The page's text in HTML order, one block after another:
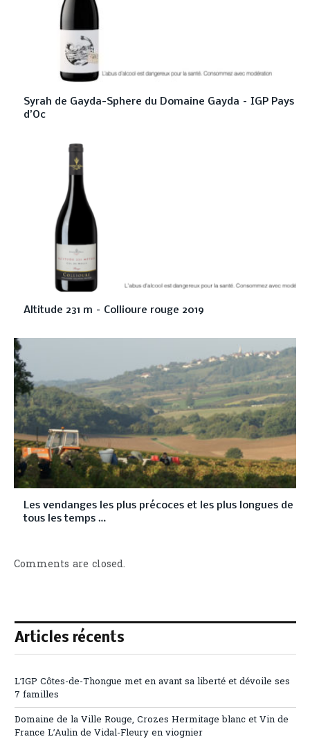
Syrah de Gayda-Sphere du Domaine Gayda – IGP Pays
d’Oc
Altitude 231 m – Collioure rouge 2019
Les vendanges les plus précoces et les plus longues de
tous les temps …
Comments are closed.
Articles récents
L’IGP Côtes-de-Thongue met en avant sa liberté et dévoile ses
7 familles
Domaine de la Ville Rouge, Crozes Hermitage blanc et Vin de
France L’Aulin de Vidal-Fleury en viognier